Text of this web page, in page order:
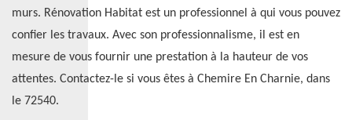
murs. Rénovation Habitat est un professionnel à qui vous pouvez
confier les travaux. Avec son professionnalisme, il est en
mesure de vous fournir une prestation à la hauteur de vos
attentes. Contactez-le si vous êtes à Chemire En Charnie, dans
le 72540.